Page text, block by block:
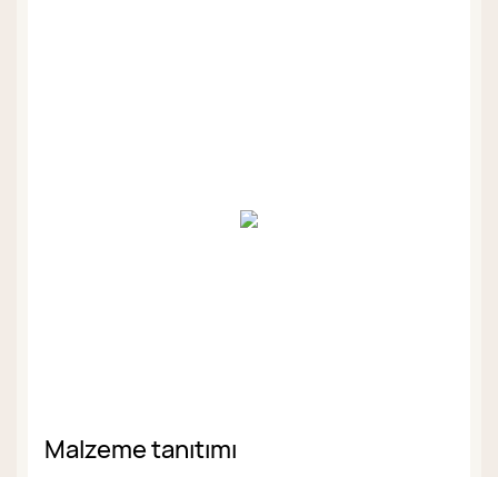
Malzeme tanıtımı